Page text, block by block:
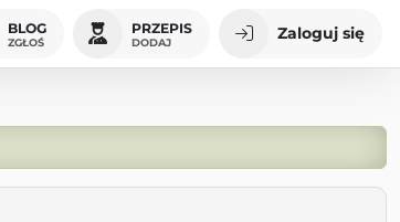
BLOG
ZGŁOŚ
PRZEPIS
DODAJ Zaloguj się